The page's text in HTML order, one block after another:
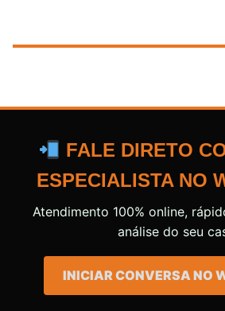
FALE DIRETO
ESPECIALISTA NO
Atendimento 100% online,
análise do seu
INICIAR CONVERSA NO